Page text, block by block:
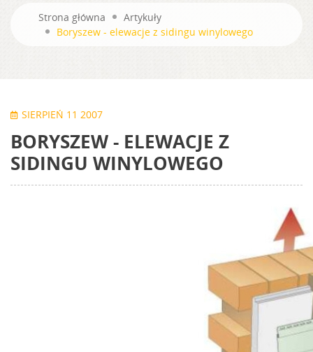
Strona główna
Artykuły
Boryszew - elewacje z sidingu winylowego
SIERPIEŃ 11 2007
BORYSZEW - ELEWACJE Z
SIDINGU WINYLOWEGO